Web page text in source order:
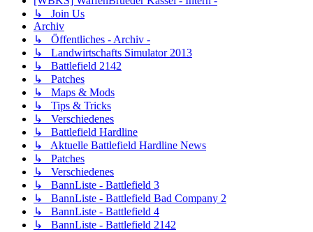
↳ Join Us
Archiv
↳ Öffentliches - Archiv -
↳ Landwirtschafts Simulator 2013
↳ Battlefield 2142
↳ Patches
↳ Maps & Mods
↳ Tips & Tricks
↳ Verschiedenes
↳ Battlefield Hardline
↳ Aktuelle Battlefield Hardline News
↳ Patches
↳ Verschiedenes
↳ BannListe - Battlefield 3
↳ BannListe - Battlefield Bad Company 2
↳ BannListe - Battlefield 4
↳ BannListe - Battlefield 2142